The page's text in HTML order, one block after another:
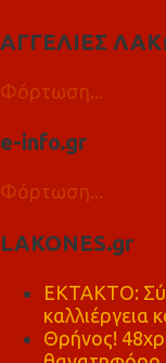
ΑΓΓΕΛΙΕΣ
Φόρτωση...
e-info.gr
Φόρτωση...
LAKONES.gr
ΕΚΤΑΚΤΟ:
καλλιέργεια
Θρήνος!